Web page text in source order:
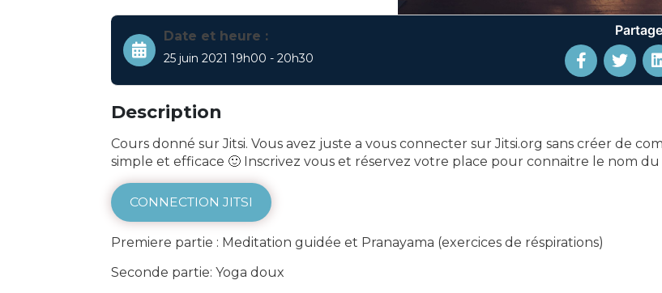
Date et heure :
25 juin 2021 19h00 - 20h30
Description
Cours donné sur Jitsi. Vous avez juste a vous connecter sur Jitsi.org sans créer de
simple et efficace 🙂 Inscrivez vous et réservez votre place pour connaitre le nom
CONNECTION JITSI
Premiere partie : Meditation guidée et Pranayama (exercices de réspirations)
Seconde partie: Yoga doux